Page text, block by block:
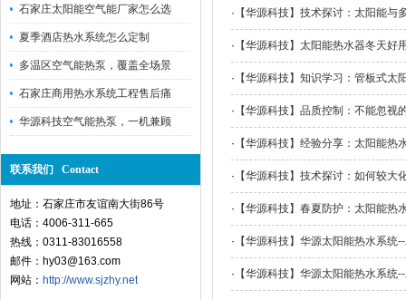
石家庄太阳能空气能厂家怎么选
夏季酒店热水系统怎么定制
多温区空气能热泵，覆盖全场景
石家庄商用热水系统工程售后痛
华源科技空气能热泵，一机兼顾
联系我们 Contact
地址：石家庄市友谊南大街86号
电话：4006-311-665
热线：0311-83016558
邮件：hy03@163.com
网站： http://www.sjzhy.net
· 【华源科技】技术探讨：太阳能与
· 【华源科技】太阳能热水器冬天好
· 【华源科技】知识学习：管板式太
· 【华源科技】品质控制：不能忽视
· 【华源科技】经验分享：太阳能热
· 【华源科技】技术探讨：如何较大
· 【华源科技】春夏防护：太阳能热
· 【华源科技】华源太阳能热水系统
· 【华源科技】华源太阳能热水系统